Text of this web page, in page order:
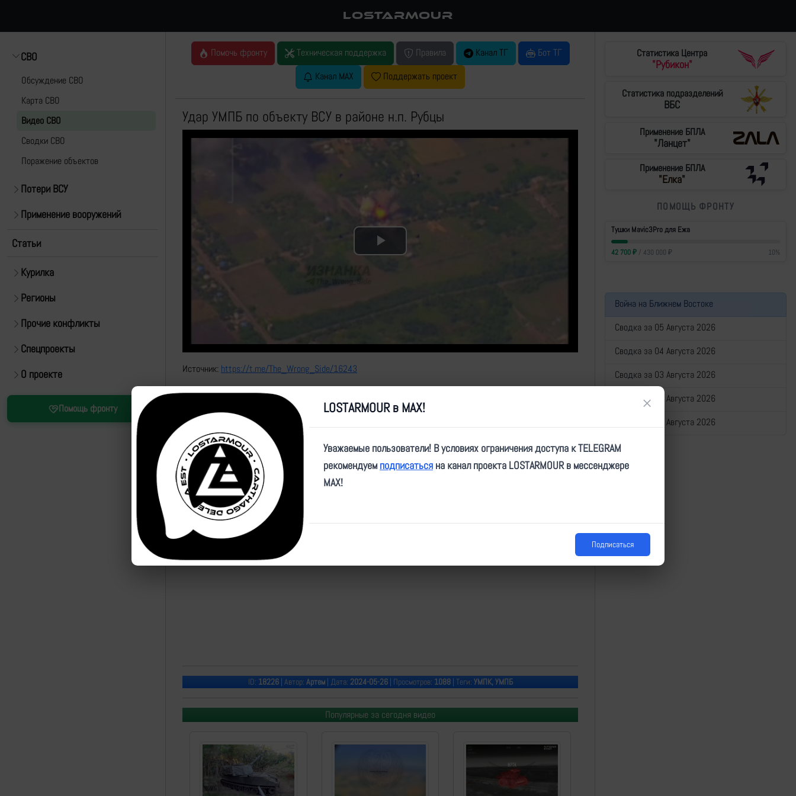
LOSTARMOUR
СВО
Обсуждение СВО
Карта СВО
Видео СВО
Cводки СВО
Поражение объектов
Потери ВСУ
Применение вооружений
Статьи
Курилка
Регионы
Прочие конфликты
Спецпроекты
О проекте
Помощь фронту
Помочь фронту Техническая поддержка Правила Канал ТГ
Бот ТГ
Канал MAX
Поддержать проект
Удар УМПБ по объекту ВСУ в районе н.п. Рубцы
Play
Источник: https://t.me/The_Wrong_Side/16243
Привязка
ID: 18226| Автор: Артем| Дата: 2024-05-26| Просмотров: 1088| Теги: УМПК, УМПБ
Популярные за сегодня видео
Статистика Центра
"Рубикон"
Статистика подразделений
ВБС
Применение БПЛА
"Ланцет"
Применение БПЛА
"Елка"
ПОМОЩЬ ФРОНТУ
Тушки Mavic3Pro для Ежа
42 700₽/ 430 000 ₽ 10%
Война на Ближнем Востоке
Сводка за 05 Августа 2026
Сводка за 04 Августа 2026
Сводка за 03 Августа 2026
Сводка за 02 Августа 2026
Сводка за 01 Августа 2026
LOSTARMOUR в MAX! ×
Уважаемые пользователи! В условиях ограничения доступа к TELEGRAM
рекомендуем подписаться на канал проекта LOSTARMOUR в мессенджере
MAX!
Подписаться